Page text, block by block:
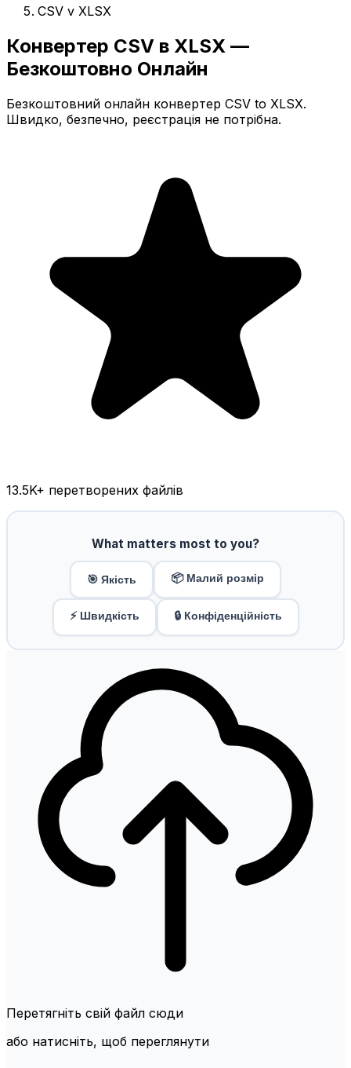
CSV v XLSX
Конвертер CSV в XLSX —
Безкоштовно Онлайн
Безкоштовний онлайн конвертер CSV to XLSX.
Швидко, безпечно, реєстрація не потрібна.
13.5K+ перетворених файлів
What matters most to you?
🎯 Якість 📦 Малий розмір
⚡ Швидкість 🔒 Конфіденційність
Перетягніть свій файл сюди
або натисніть, щоб переглянути